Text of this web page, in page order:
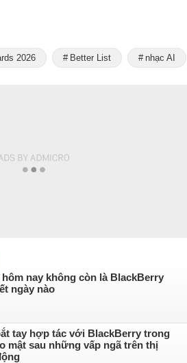
2026 Better List nhạc AI
nay không còn là BlackBerry
ngày nào
tay hợp tác với BlackBerry trong
mật sau những vấp ngã trên thị